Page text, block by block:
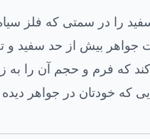
سفید را در سمتی که فلز
جواهر بیش از حد سفید
که فرم و حجم آن را به
که خودتان در جواهر